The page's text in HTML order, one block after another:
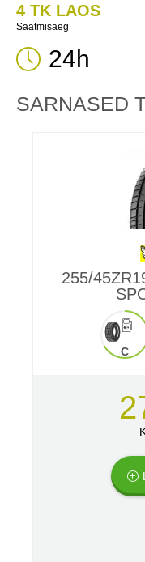
4 TK LAOS
Saatmisaeg
24h
SARNASED
255/
C